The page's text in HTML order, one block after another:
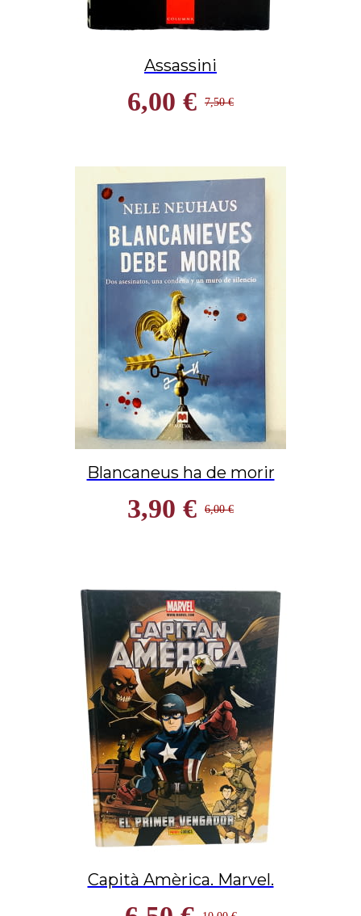
Assassini
7,50 €
6,00 €
Blancaneus ha de morir
6,00 €
3,90 €
Capità Amèrica. Marvel.